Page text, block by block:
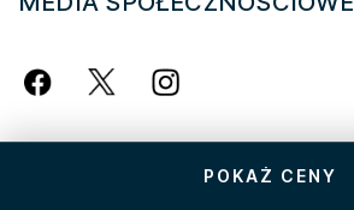
POKAŻ CENY